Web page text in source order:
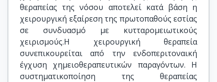
θεραπείας της νόσου αποτελεί κατά βάση η
χειρουργική εξαίρεση της πρωτοπαθούς εστίας
σε συνδυασμό με κυτταρομειωτικούς
χειρισμούς.Η χειρουργική θεραπεία
συνεπικουρείται από την ενδοπεριτοναική
έγχυση χημειοθεραπευτικών παραγόντων. Η
συστηματικοποίηση της θεραπείας